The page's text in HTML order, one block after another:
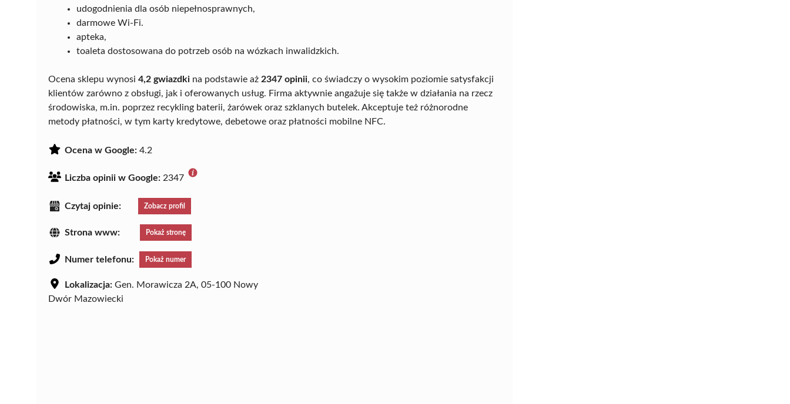
udogodnienia dla osób niepełnosprawnych,
darmowe Wi-Fi.
apteka,
toaleta dostosowana do potrzeb osób na wózkach inwalidzkich.
Ocena sklepu wynosi 4,2 gwiazdki na podstawie aż 2347 opinii, co świadczy o wysokim poziomie satysfakcji
klientów zarówno z obsługi, jak i oferowanych usług. Firma aktywnie angażuje się także w działania na rzecz
środowiska, m.in. poprzez recykling baterii, żarówek oraz szklanych butelek. Akceptuje też różnorodne
metody płatności, w tym karty kredytowe, debetowe oraz płatności mobilne NFC.
Ocena w Google: 4.2
Liczba opinii w Google: 2347
Czytaj opinie: Zobacz profil
Strona www: Pokaż stronę
Numer telefonu: Pokaż numer
Lokalizacja: Gen. Morawicza 2A, 05-100 Nowy
Dwór Mazowiecki